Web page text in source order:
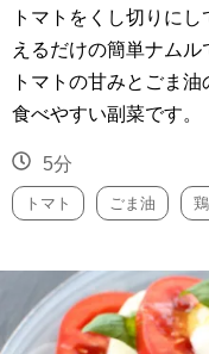
トマトをくし切りに
えるだけの簡単ナムル
トマトの甘みとごま
食べやすい副菜です。
5分
トマト ごま油